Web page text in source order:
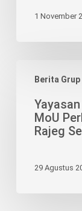
2.7001 November
Berita Grup
Korindo
Kembali
Teken
Kota
MoU
Rajeg
29 Agustus